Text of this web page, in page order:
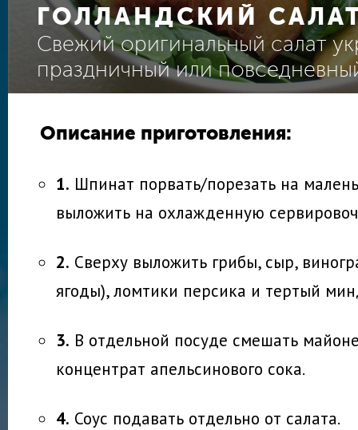
ГОЛЛАНДСКИЙ
Свежий оригинальный салат
праздничный или
Описание приготовления:
1. Шпинат порвать/порезать на
выложить на охлажденную
2. Сверху выложить грибы, сыр,
ягоды), ломтики персика и тертый
3. В отдельной посуде смешать
концентрат апельсинового сока.
4. Соус подавать отдельно от салата.